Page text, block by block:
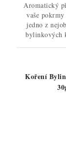
Aromatický
vaše
jedno z
bylinkových
Koření